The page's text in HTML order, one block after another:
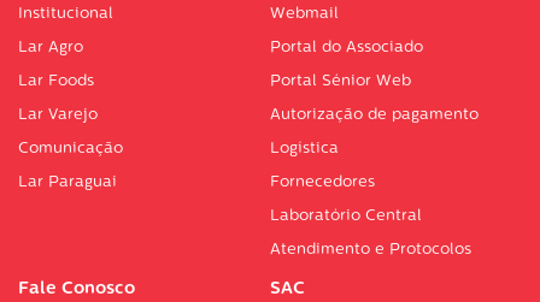
Institucional
Lar Agro
Lar Foods
Lar Varejo
Comunicação
Lar Paraguai
Webmail
Portal do Associado
Portal Sénior Web
Autorização de pagamento
Logística
Fornecedores
Laboratório Central
Atendimento e Protocolos
Fale Conosco
SAC